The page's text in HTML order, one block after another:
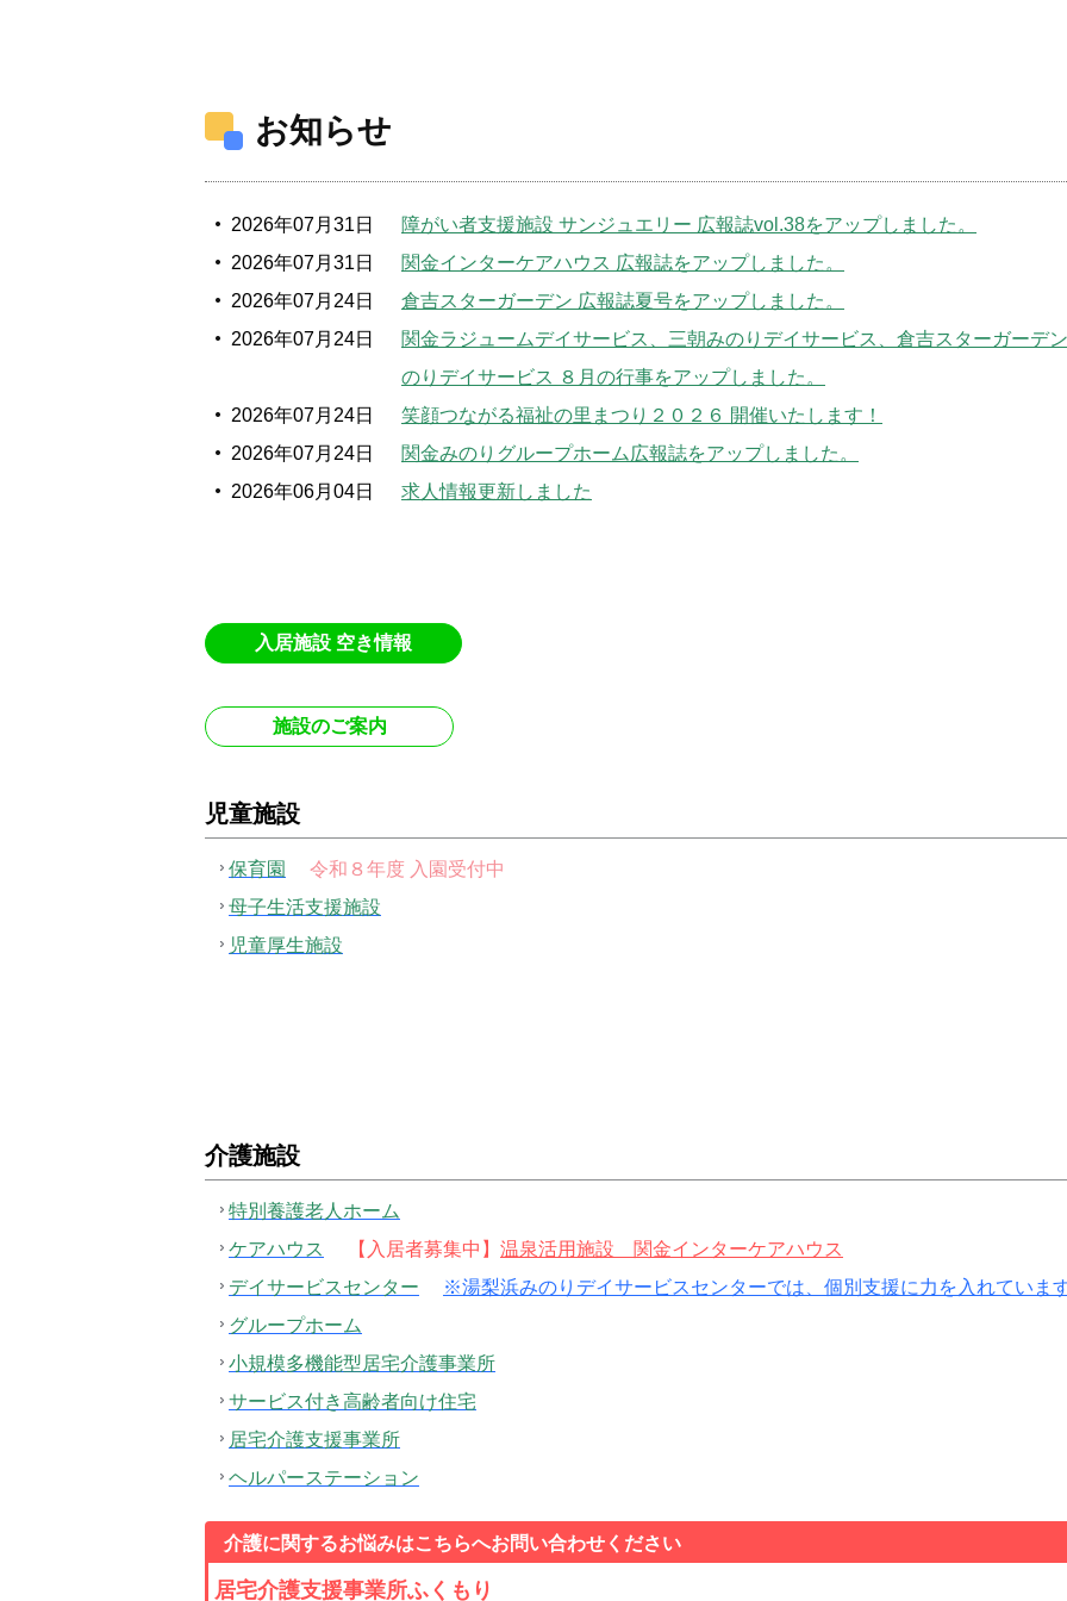
お知らせ
2026年07月31日
障がい者支援施設 サンジュエリー 広報誌vol.38をアップしました。
2026年07月31日
関金インターケアハウス 広報誌をアップしました。
2026年07月24日
倉吉スターガーデン 広報誌夏号をアップしました。
2026年07月24日
関金ラジュームデイサービス、三朝みのりデイサービス、倉吉スターガーデ
のりデイサービス ８月の行事をアップしました。
2026年07月24日
笑顔つながる福祉の里まつり２０２６ 開催いたします！
2026年07月24日
関金みのりグループホーム広報誌をアップしました。
2026年06月04日
求人情報更新しました
入居施設 空き情報
施設のご案内
児童施設
保育園
令和８年度 入園受付中
母子生活支援施設
児童厚生施設
介護施設
特別養護老人ホーム
ケアハウス
【入居者募集中】 温泉活用施設 関金インターケアハウス
デイサービスセンター
※湯梨浜みのりデイサービスセンターでは、個別支援に力を入れていま
グループホーム
小規模多機能型居宅介護事業所
サービス付き高齢者向け住宅
居宅介護支援事業所
ヘルパーステーション
介護に関するお悩みはこちらへお問い合わせください
居宅介護支援事業所ふくもり